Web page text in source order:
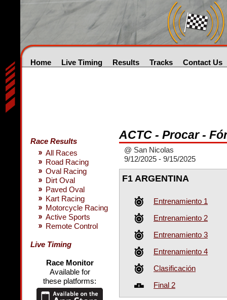
Home Live Timing Results Tracks Contact Us
Race Results
All Races
Road Racing
Oval Racing
Dirt Oval
Paved Oval
Kart Racing
Motorcycle Racing
Active Sports
Remote Control
Live Timing
Race Monitor
Available for
these platforms:
ACTC - Procar -
@ San Nicolas
9/12/2025 - 9/15/2025
F1 ARGENTINA
Entrenamiento 1
Entrenamiento 2
Entrenamiento 3
Entrenamiento 4
Clasificación
Final 2